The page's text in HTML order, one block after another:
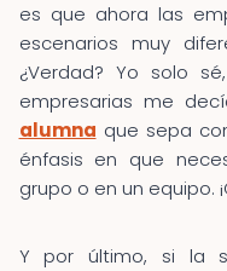
es que ahora las
escenarios muy
¿Verdad? Yo solo
empresarias me
alumna que sepa
énfasis en que
grupo o en un equipo.
Y por último, si la